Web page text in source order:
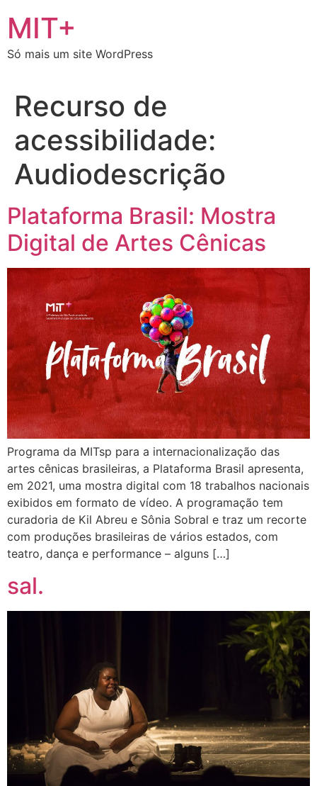
para
conteúdo
MIT+
Só mais um site WordPress
Recurso de
acessibilidade:
Audiodescrição
Plataforma Brasil: Mostra
Digital de Artes Cênicas
Programa da MITsp para a internacionalização das
artes cênicas brasileiras, a Plataforma Brasil apresenta,
em 2021, uma mostra digital com 18 trabalhos nacionais
exibidos em formato de vídeo. A programação tem
curadoria de Kil Abreu e Sônia Sobral e traz um recorte
com produções brasileiras de vários estados, com
teatro, dança e performance – alguns […]
sal.